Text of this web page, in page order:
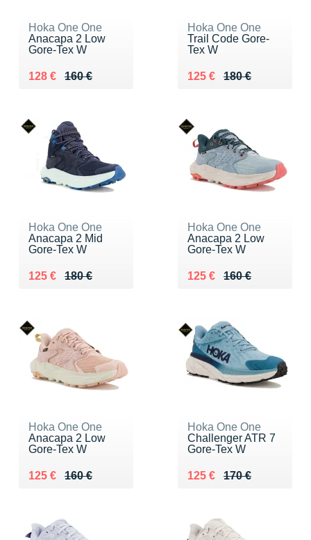
Hoka One One
Anacapa 2 Low
Gore-Tex W
160 €
Au lieu de 160 €
128 €
Vendu 128 €
Hoka One One
Trail Code Gore-
Tex W
180 €
Au lieu de 180 €
125 €
Vendu 125 €
Hoka One One
Anacapa 2 Mid
Gore-Tex W
180 €
Au lieu de 180 €
125 €
Vendu 125 €
Hoka One One
Anacapa 2 Low
Gore-Tex W
160 €
Au lieu de 160 €
125 €
Vendu 125 €
Hoka One One
Anacapa 2 Low
Gore-Tex W
160 €
Au lieu de 160 €
125 €
Vendu 125 €
Hoka One One
Challenger ATR 7
Gore-Tex W
170 €
Au lieu de 170 €
125 €
Vendu 125 €